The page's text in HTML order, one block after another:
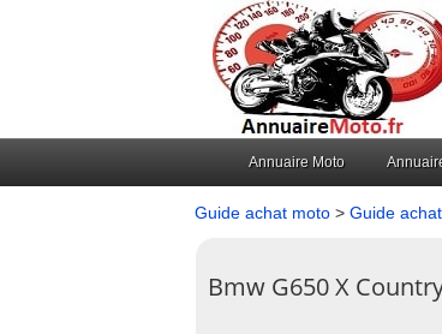
Annuaire Moto
Guide achat moto > Guide
Bmw G650 X